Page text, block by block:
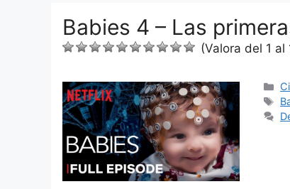
Babies 4 – Las
(Valora del 1 al